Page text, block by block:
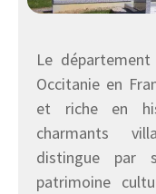
Le
Occitanie en
et riche en
charmants
distingue par
patrimoine